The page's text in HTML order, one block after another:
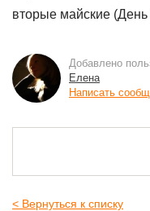
вторые майские
Добавлено
Елена
Написать
< Вернуться к списку